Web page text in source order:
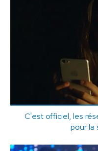
C'est officiel, les
pour la